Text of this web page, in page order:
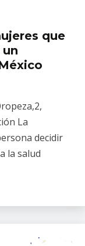
que
La
decidir
la salud